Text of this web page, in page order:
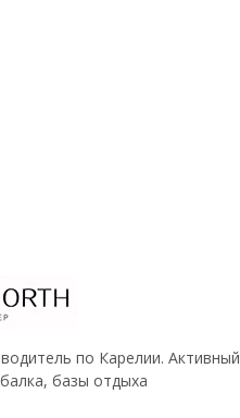
по Карелии. Активный
базы отдыха